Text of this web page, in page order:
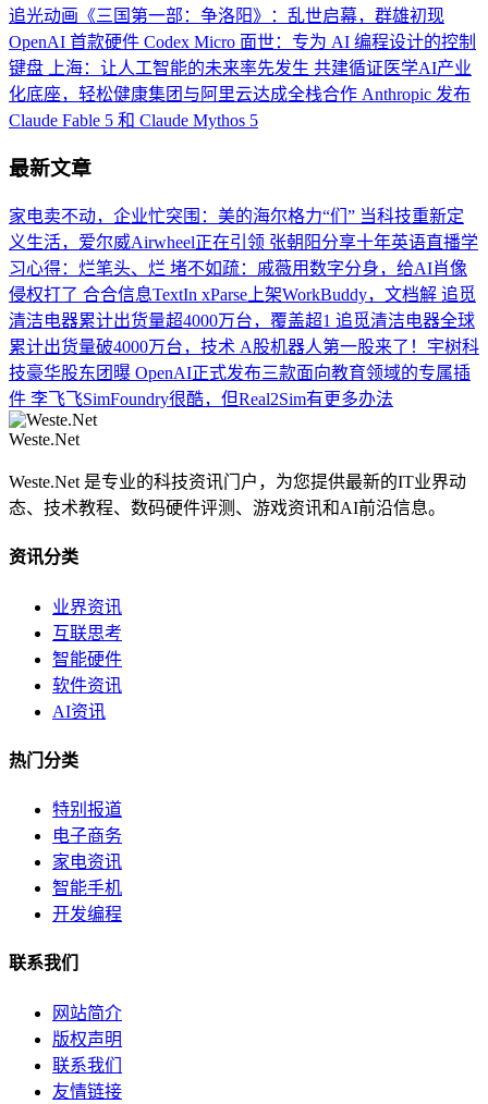
追光动画《三国第一部：争洛阳》：乱世启幕，群雄初现
OpenAI 首款硬件 Codex Micro 面世：专为 AI 编程设计的控制
键盘
上海：让人工智能的未来率先发生 共建循证医学AI产业
化底座，轻松健康集团与阿里云达成全栈合作 Anthropic 发布
Claude Fable 5 和 Claude Mythos 5
最新文章
家电卖不动，企业忙突围：美的海尔格力“们” 当科技重新定
义生活，爱尔威Airwheel正在引领 张朝阳分享十年英语直播学
习心得：烂笔头、烂 堵不如疏：戚薇用数字分身，给AI肖像
侵权打了 合合信息TextIn xParse上架WorkBuddy，文档解 追觅
清洁电器累计出货量超4000万台，覆盖超1 追觅清洁电器全球
累计出货量破4000万台，技术 A股机器人第一股来了！宇树科
技豪华股东团曝 OpenAI正式发布三款面向教育领域的专属插
件 李飞飞SimFoundry很酷，但Real2Sim有更多办法
Weste.Net
Weste.Net 是专业的科技资讯门户，为您提供最新的IT业界动
态、技术教程、数码硬件评测、游戏资讯和AI前沿信息。
资讯分类
业界资讯
互联思考
智能硬件
软件资讯
AI资讯
热门分类
特别报道
电子商务
家电资讯
智能手机
开发编程
联系我们
网站简介
版权声明
联系我们
友情链接